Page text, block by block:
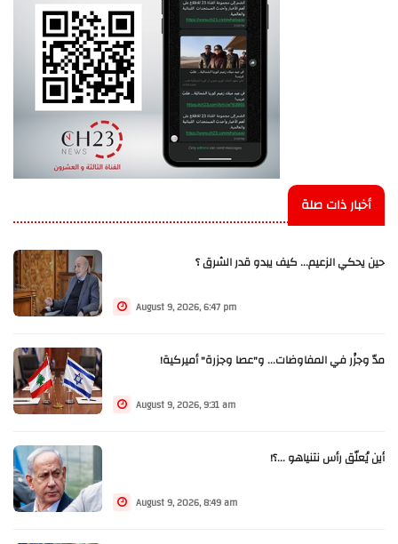
أخبار ذات صلة
حين يحكي الزعيم... كيف يبدو قدر الشرق ؟
August 9, 2026, 6:47 pm
مدّ وجزْر في المفاوضات... و"عصا وجزرة" أميركية!
August 9, 2026, 9:31 am
أين يُعلّق رأس نتنياهو ...؟!
August 9, 2026, 8:49 am